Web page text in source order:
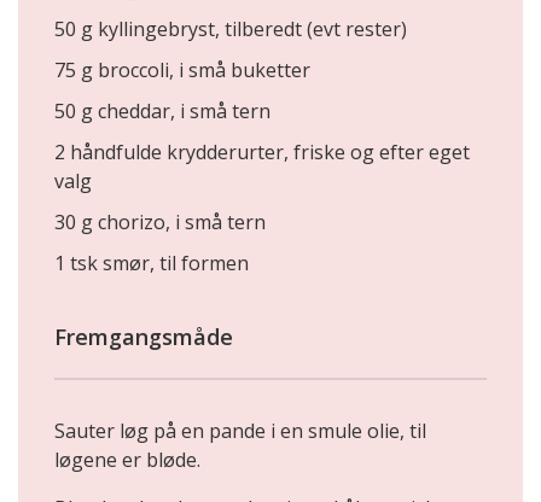
50 g kyllingebryst, tilberedt (evt rester)
75 g broccoli, i små buketter
50 g cheddar, i små tern
2 håndfulde krydderurter, friske og efter eget
valg
30 g chorizo, i små tern
1 tsk smør, til formen
Fremgangsmåde
Sauter løg på en pande i en smule olie, til
løgene er bløde.